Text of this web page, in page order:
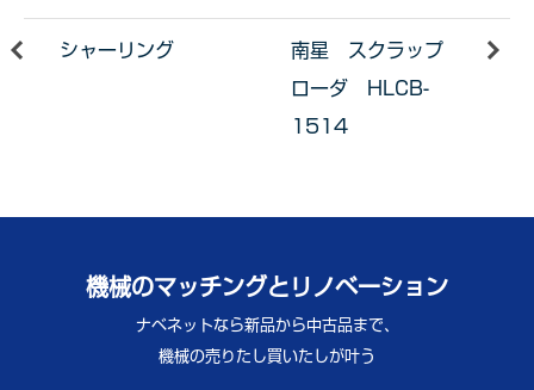
シャーリング
南星 スクラップ
ローダ HLCB-
1514
機械のマッチングとリノベーション
ナベネットなら新品から中古品まで、
機械の売りたし買いたしが叶う